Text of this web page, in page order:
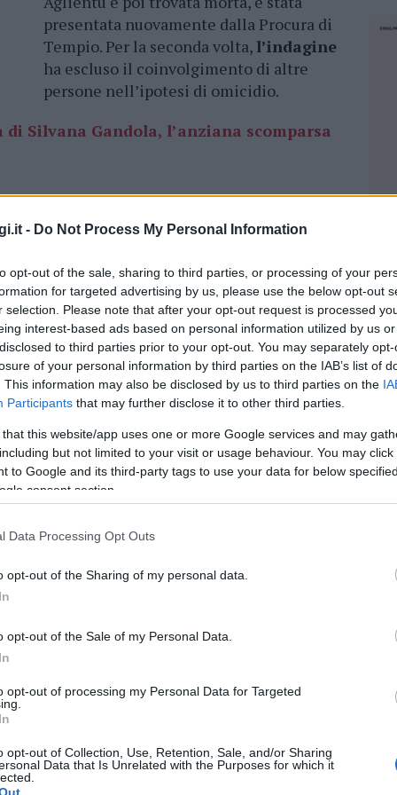
- Do Not Process My Personal Information
opt-out of the sale, sharing to third parties, or processing of your
for targeted advertising by us, please use the below opt-out
selection. Please note that after your opt-out request is processed
interest-based ads based on personal information utilized by us
to third parties prior to your opt-out. You may separately
of your personal information by third parties on the IAB’s list of
This information may also be disclosed by us to third parties on the
Participants that may further disclose it to other third parties.
that this website/app uses one or more Google services and may
but not limited to your visit or usage behaviour. You may
to Google and its third-party tags to use your data for below
consent section.
Data Processing Opt Outs
opt-out of the Sharing of my personal data.
opt-out of the Sale of my Personal Data.
opt-out of processing my Personal Data for Targeted
opt-out of Collection, Use, Retention, Sale, and/or Sharing
Data that Is Unrelated with the Purposes for which it
presentata nuovamente dalla Procura di
Tempio. Per la seconda volta, l’indagine
ha escluso il coinvolgimento di altre
persone nell’ipotesi di omicidio.
Silvana Gandola, l’anziana scomparsa
di Alzheimer, scomparve il 28 marzo
nella zona della torre di Vignola nel
scoperti da alcuni
Gandola, la borsa, i soldi e quel
gli arbusti per quasi un anno.
su richiesta della famiglia della pensionata,
aveva segnalato alla Procura alcuni
della scomparsa e della morte della
evidenziate incongruenze sulla presenza di
la mattina del 28 marzo 2021.
nella sezione